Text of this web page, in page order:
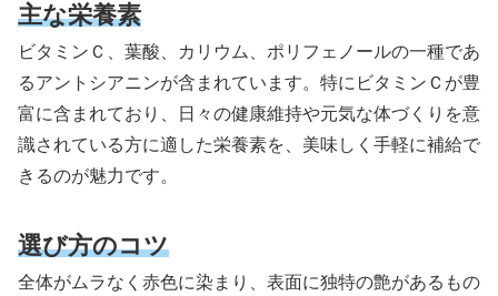
主な栄養素
ビタミンＣ、葉酸、カリウム、ポリフェノールの一種であ
るアントシアニンが含まれています。特にビタミンＣが豊
富に含まれており、日々の健康維持や元気な体づくりを意
識されている方に適した栄養素を、美味しく手軽に補給で
きるのが魅力です。
選び方のコツ
全体がムラなく赤色に染まり、表面に独特の艶があるもの